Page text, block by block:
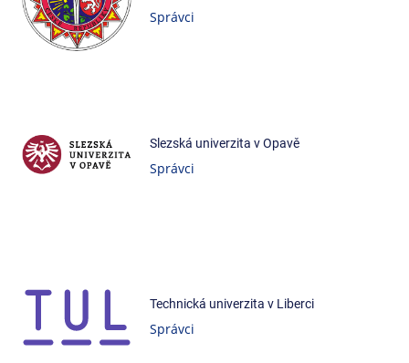
Správci
Slezská univerzita v Opavě
Správci
Technická univerzita v Liberci
Správci